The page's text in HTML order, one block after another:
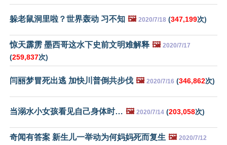
躲老鼠洞里啦？世界轰动 习不知 🖼️ 2020/7/18 (347,199次)
惊天霹雳 墨西哥这水下史前文明难解释 🖼️ 2020/7/17
(259,837次)
闫丽梦冒死出逃 加快川普倒共步伐 🖼️ 2020/7/16 (346,862次)
当溺水小女孩看见自己身体时… 🖼️ 2020/7/14 (203,058次)
奇闻有答案 新生儿一举动为何妈妈死而复生 🖼️ 2020/7/12